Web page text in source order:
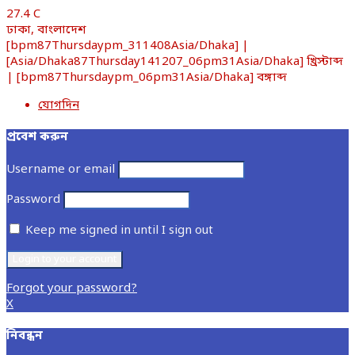
27.4 C
ঢাকা, বাংলাদেশ
[bpm87Thursdaypm_311408Asia/Dhaka] |
[Asia/Dhaka87Thursday141207_06pm31Asia/Dhaka] খ্রিস্টাব্দ
| [bpm87Thursdaypm_06pm31Asia/Dhaka] বঙ্গাব্দ
যোগদিন
প্রবেশ করুন
Username or email
Password
Keep me signed in until I sign out
Forgot your password?
X
নিবন্ধন